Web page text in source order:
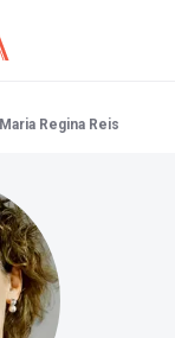
Maria Regina Reis